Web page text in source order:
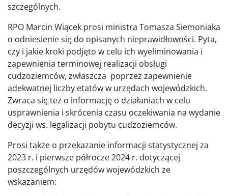
szczególnych.
RPO Marcin Wiącek prosi ministra Tomasza Siemoniaka
o odniesienie się do opisanych nieprawidłowości. Pyta,
czy i jakie kroki podjęto w celu ich wyeliminowania i
zapewnienia terminowej realizacji obsługi
cudzoziemców, zwłaszcza poprzez zapewnienie
adekwatnej liczby etatów w urzędach wojewódzkich.
Zwraca się też o informację o działaniach w celu
usprawnienia i skrócenia czasu oczekiwania na wydanie
decyzji ws. legalizacji pobytu cudzoziemców.
Prosi także o przekazanie informacji statystycznej za
2023 r. i pierwsze półrocze 2024 r. dotyczącej
poszczególnych urzędów wojewódzkich ze
wskazaniem: